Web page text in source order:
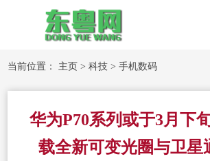
当前位置： 主页 >科技 >手机数码
华为P70系列或于3月下
载全新可变光圈与卫星